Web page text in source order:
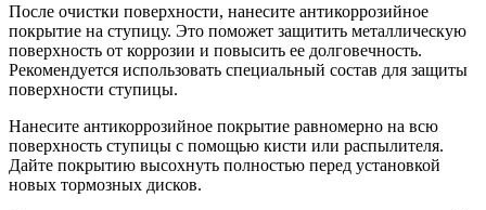
После очистки поверхности, нанесите антикоррозийное
покрытие на ступицу. Это поможет защитить металлическую
поверхность от коррозии и повысить ее долговечность.
Рекомендуется использовать специальный состав для защиты
поверхности ступицы.
Нанесите антикоррозийное покрытие равномерно на всю
поверхность ступицы с помощью кисти или распылителя.
Дайте покрытию высохнуть полностью перед установкой
новых тормозных дисков.